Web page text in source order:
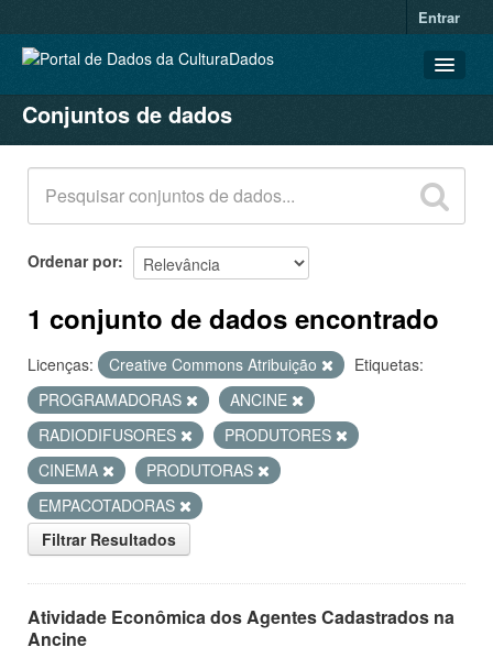
Entrar
CONJUNTOS DE DADOS
ORGANIZAÇÕES
GRUPOS
SOBRE
Conjuntos de dados
Ordenar por
1 conjunto de dados encontrado
Licenças: Creative Commons Atribuição
Etiquetas:
PROGRAMADORAS
ANCINE
RADIODIFUSORES
PRODUTORES
CINEMA
PRODUTORAS
EMPACOTADORAS
Filtrar Resultados
Atividade Econômica dos Agentes Cadastrados na
Ancine